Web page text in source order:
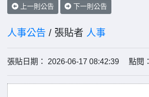
上一則公告 下一則公告
人事公告 / 張貼者 人事
張貼日期： 2026-06-17 08:42:39 點閱：